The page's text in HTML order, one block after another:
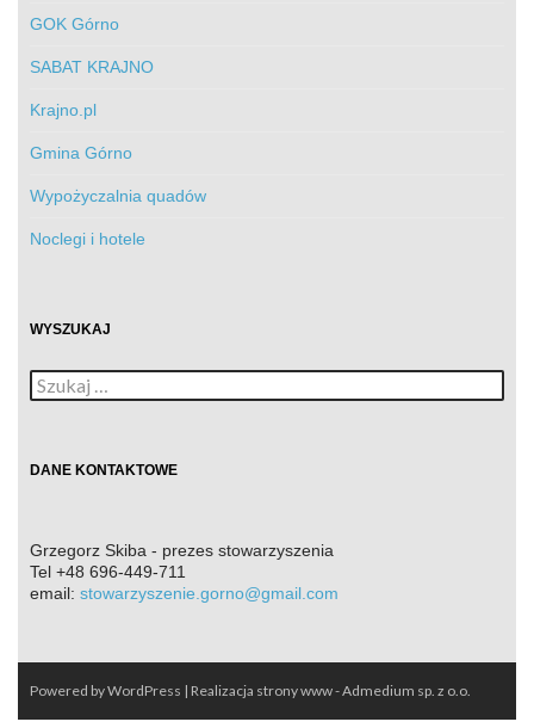
GOK Górno
SABAT KRAJNO
Krajno.pl
Gmina Górno
Wypożyczalnia quadów
Noclegi i hotele
WYSZUKAJ
Szukaj:
DANE KONTAKTOWE
Grzegorz Skiba - prezes stowarzyszenia
Tel +48 696-449-711
email: stowarzyszenie.gorno@gmail.com
Powered by WordPress | Realizacja strony www - Admedium sp. z o.o.